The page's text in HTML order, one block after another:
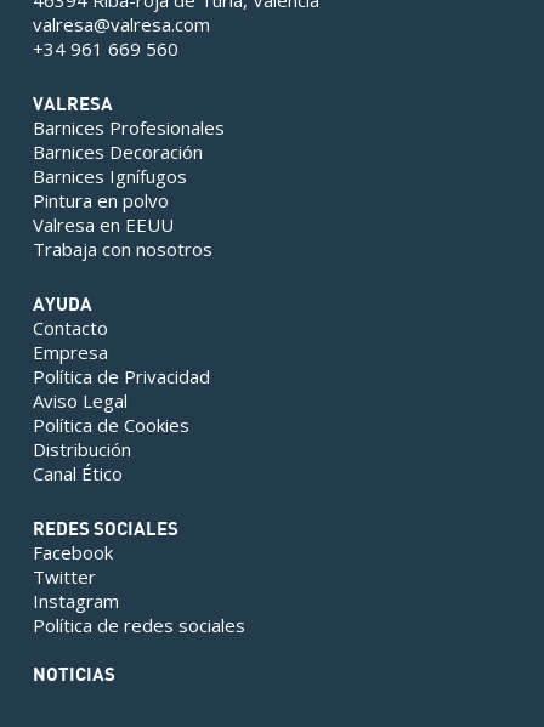
valresa@valresa.com
+34 961 669 560
VALRESA
Barnices Profesionales
Barnices Decoración
Barnices Ignífugos
Pintura en polvo
Valresa en EEUU
Trabaja con nosotros
AYUDA
Contacto
Empresa
Política de Privacidad
Aviso Legal
Política de Cookies
Distribución
Canal Ético
REDES SOCIALES
Facebook
Twitter
Instagram
Política de redes sociales
NOTICIAS